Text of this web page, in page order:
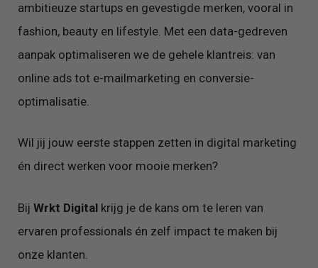
ambitieuze startups en gevestigde merken, vooral in
fashion, beauty en lifestyle. Met een data-gedreven
aanpak optimaliseren we de gehele klantreis: van
online ads tot e-mailmarketing en conversie-
optimalisatie.
Wil jij jouw eerste stappen zetten in digital marketing
én direct werken voor mooie merken?
BijWrkt Digital krijg je de kans om te leren van
ervaren professionals én zelf impact te maken bij
onze klanten.